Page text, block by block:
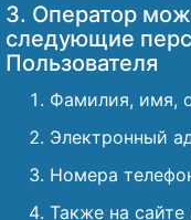
3. Оператор
следующие
Пользователя
Фамилия, имя,
Электронный
Номера
Также на